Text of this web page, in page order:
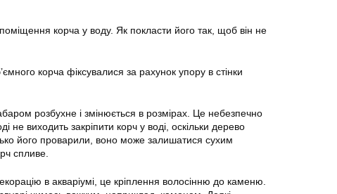
корча у воду. Як покласти його так, щоб він не
корча фіксувалися за рахунок упору в стінки
розбухне і змінюється в розмірах. Це небезпечно
не виходить закріпити корч у воді, оскільки дерево
його проварили, воно може залишатися сухим
спливе.
в акваріумі, це кріплення волосінню до каменю.